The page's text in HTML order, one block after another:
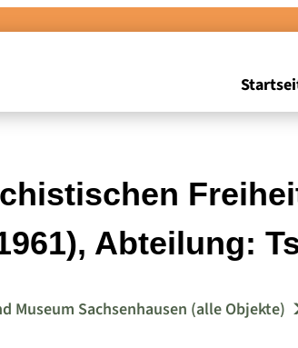
Abteilung:
Museum Sachsenhausen (alle Objekte)